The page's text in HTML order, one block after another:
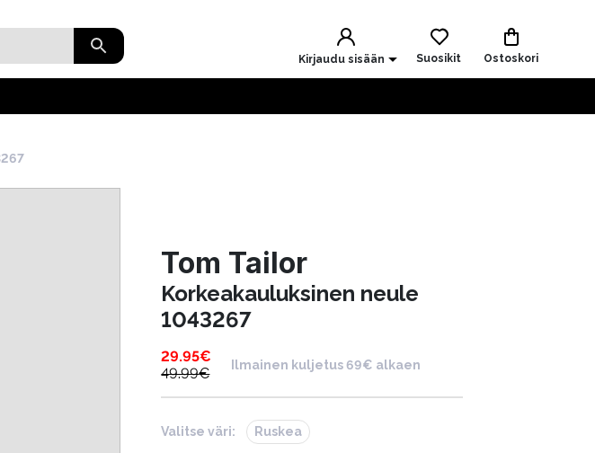
Kirjaudu sisään Suosikit Ostoskori
Tom Tailor
Korkeakauluksinen neule
1043267
29.95€
49.99€
Ilmainen kuljetus 69€ alkaen
Valitse väri: Ruskea